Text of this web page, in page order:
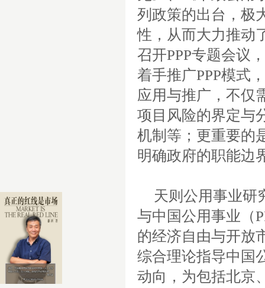
列政策的出台，极
性，从而大力推动
召开PPP专题会议
着手推广PPP模式
应用与推广，不仅
项目风险的界定与
机制等；更重要的
明确政府的职能边
天则公用事业研
与中国公用事业（
的经济自由与开放
综合理论指导中国
动向，为包括北京